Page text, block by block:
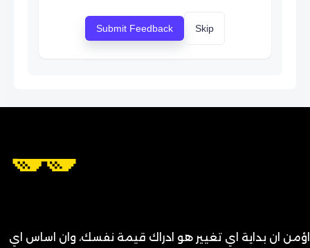
Submit Feedback Skip
اؤمن ان بداية اي تغيير هو ادراك قيمة نفسك، وان اساس اي